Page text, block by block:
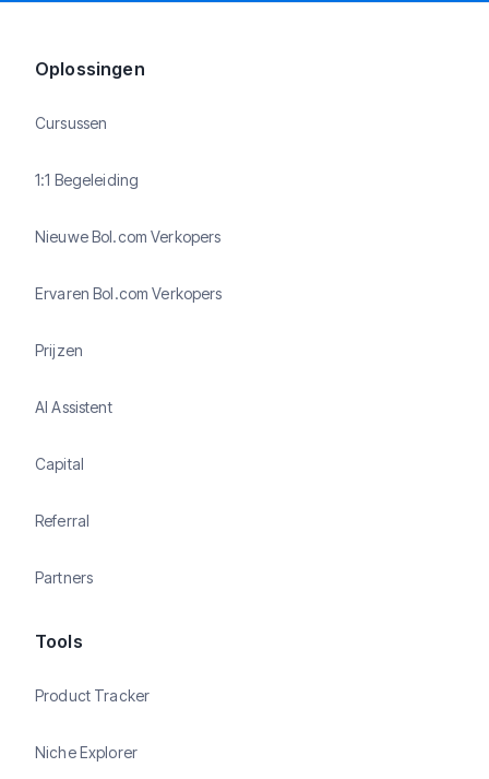
Oplossingen
Cursussen
1:1 Begeleiding
Nieuwe Bol.com Verkopers
Ervaren Bol.com Verkopers
Prijzen
AI Assistent
Capital
Referral
Partners
Tools
Product Tracker
Niche Explorer